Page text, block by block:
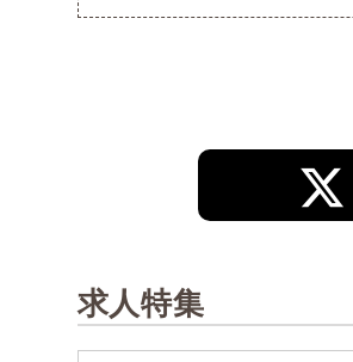
求人特集